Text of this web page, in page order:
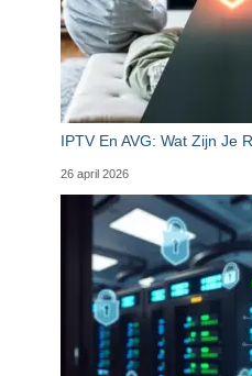
IPTV En AVG: Wat Zijn Je
26 april 2026